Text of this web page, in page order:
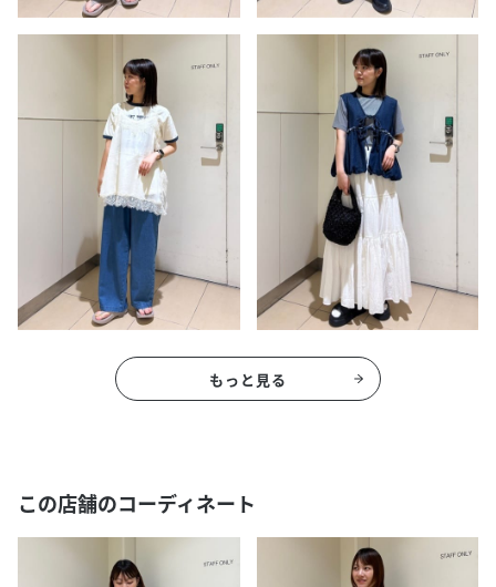
もっと見る
この店舗のコーディネート